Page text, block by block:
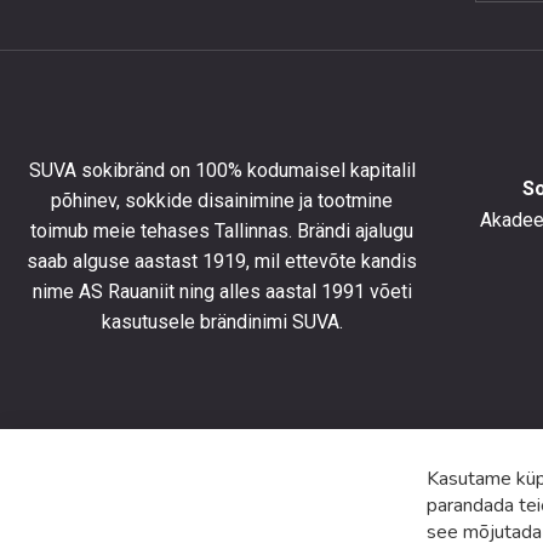
saada
olla
kursis
SUVA sokibränd on 100% kodumaisel kapitalil
põhinev, sokkide disainimine ja tootmine
toimub meie tehases Tallinnas. Brändi ajalugu
saab alguse aastast 1919, mil ettevõte kandis
nime AS Rauaniit ning alles aastal 1991 võeti
kasutusele brändinimi SUVA.
Kasutame
parandada
see